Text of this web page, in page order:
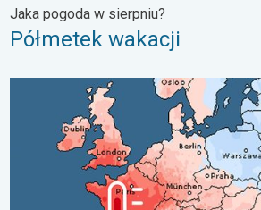
Jaka pogoda w sierpniu?
Półmetek wakacji
Lipiec pełen pogodowych kontrastów.